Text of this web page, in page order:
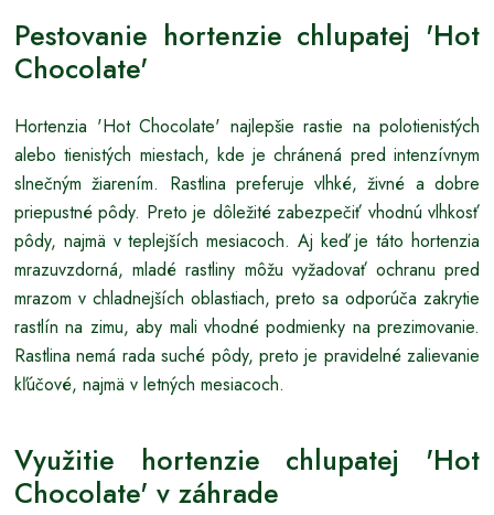
Pestovanie hortenzie chlupatej 'Hot
Chocolate'
Hortenzia 'Hot Chocolate' najlepšie rastie na polotienistých
alebo tienistých miestach, kde je chránená pred intenzívnym
slnečným žiarením. Rastlina preferuje vlhké, živné a dobre
priepustné pôdy. Preto je dôležité zabezpečiť vhodnú vlhkosť
pôdy, najmä v teplejších mesiacoch. Aj keď je táto hortenzia
mrazuvzdorná, mladé rastliny môžu vyžadovať ochranu pred
mrazom v chladnejších oblastiach, preto sa odporúča zakrytie
rastlín na zimu, aby mali vhodné podmienky na prezimovanie.
Rastlina nemá rada suché pôdy, preto je pravidelné zalievanie
kľúčové, najmä v letných mesiacoch.
Využitie hortenzie chlupatej 'Hot
Chocolate' v záhrade